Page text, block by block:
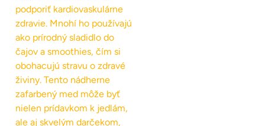
podporiť kardiovaskulárne
zdravie. Mnohí ho používajú
ako prírodný sladidlo do
čajov a smoothies, čím si
obohacujú stravu o zdravé
živiny. Tento nádherne
zafarbený med môže byť
nielen prídavkom k jedlám,
ale aj skvelým darčekom,